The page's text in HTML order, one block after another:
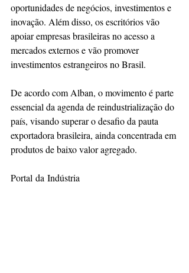
oportunidades de negócios, investimentos e
inovação. Além disso, os escritórios vão
apoiar empresas brasileiras no acesso a
mercados externos e vão promover
investimentos estrangeiros no Brasil.
De acordo com Alban, o movimento é parte
essencial da agenda de reindustrialização do
país, visando superar o desafio da pauta
exportadora brasileira, ainda concentrada em
produtos de baixo valor agregado.
Portal da Indústria